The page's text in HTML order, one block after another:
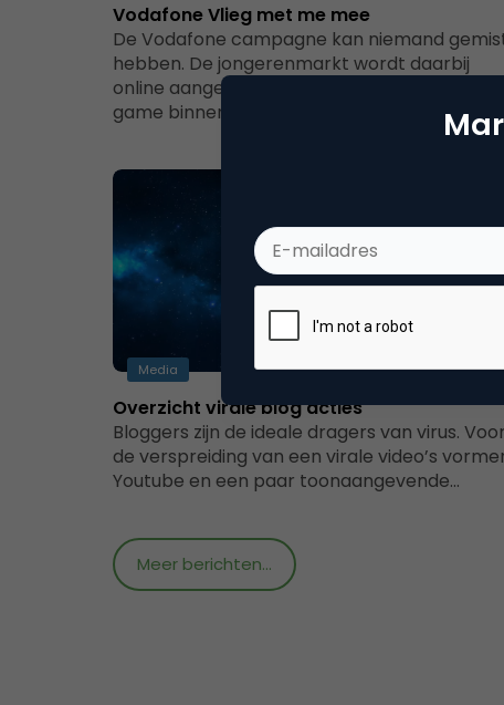
Vodafone Vlieg met me mee
De Vodafone campagne kan niemand
hebben. De jongerenmarkt wordt daarbij
online aangesproken door middel van een
game binnen het…
Media
Overzicht virale blog acties
Bloggers zijn de ideale dragers van virus. Voor
de verspreiding van een virale video’s
Youtube en een paar toonaangevende…
Meer berichten...